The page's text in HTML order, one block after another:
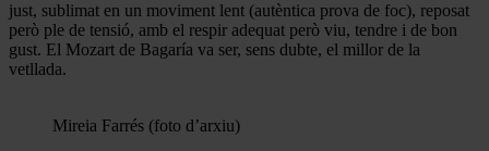
just, sublimat en un moviment lent (autèntica prova de foc), reposat
però ple de tensió, amb el respir adequat però viu, tendre i de bon
gust. El Mozart de Bagaría va ser, sens dubte, el millor de la
vetllada.
Mireia Farrés (foto d’arxiu)